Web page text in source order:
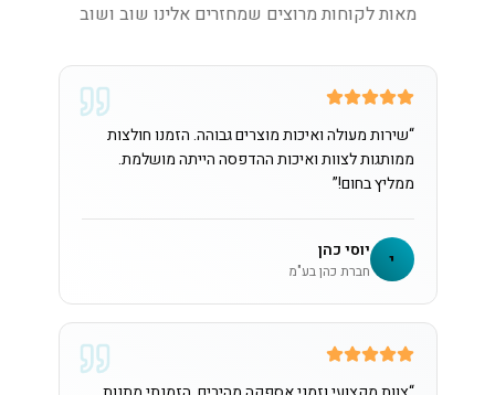
מאות לקוחות מרוצים שמחזרים אלינו שוב ושוב
“שירות מעולה ואיכות מוצרים גבוהה. הזמנו חולצות
ממותגות לצוות ואיכות ההדפסה הייתה מושלמת.
ממליץ בחום!”
י יוסי כהן
חברת כהן בע"מ